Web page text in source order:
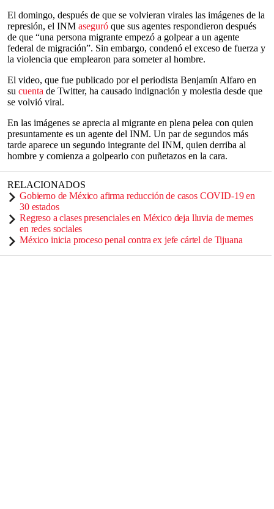
seconds
seconds
El domingo, después de que se volvieran virales las imágenes de la
represión, el INM aseguró que sus agentes respondieron después
de que “una persona migrante empezó a golpear a un agente
federal de migración”. Sin embargo, condenó el exceso de fuerza y
la violencia que emplearon para someter al hombre.
El video, que fue publicado por el periodista Benjamín Alfaro en
su cuenta de Twitter, ha causado indignación y molestia desde que
se volvió viral.
En las imágenes se aprecia al migrante en plena pelea con quien
presuntamente es un agente del INM. Un par de segundos más
tarde aparece un segundo integrante del INM, quien derriba al
hombre y comienza a golpearlo con puñetazos en la cara.
RELACIONADOS
Gobierno de México afirma reducción de casos COVID-19 en
30 estados
Regreso a clases presenciales en México deja lluvia de memes
en redes sociales
México inicia proceso penal contra ex jefe cártel de Tijuana